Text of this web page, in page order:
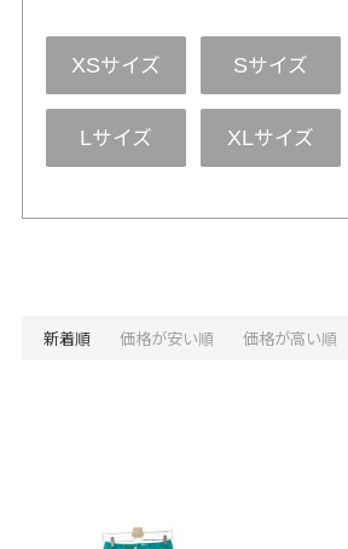
XSサイズ Sサイズ
Lサイズ XLサイズ
新着順 価格が安い順 価格が高い順